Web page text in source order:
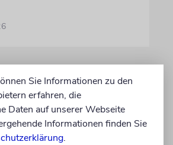
Sie Informationen zu den
erfahren, die
Daten auf unserer Webseite
Informationen finden Sie
.